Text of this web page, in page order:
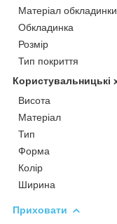
Матеріал обкладинки
Обкладинка
Розмір
Тип покриття
Користувальницькі
Висота
Матеріал
Тип
Форма
Колір
Ширина
Приховати